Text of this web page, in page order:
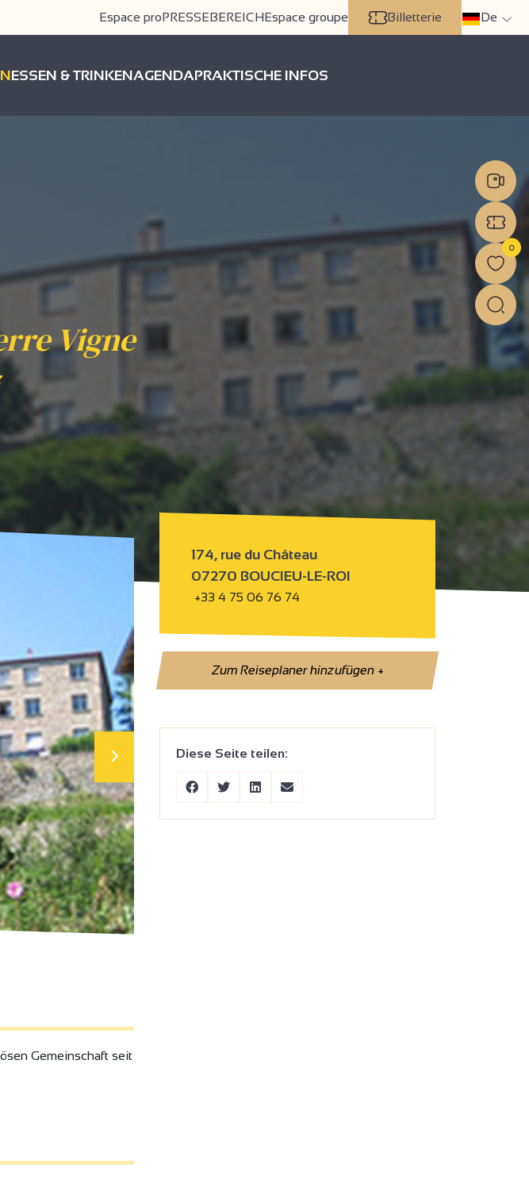
Espace proPRESSEBEREICHEspace groupe Billetterie De
ESSEN & TRINKENAGENDAPRAKTISCHE INFOS
Vigne
174, rue du Château
07270 BOUCIEU-LE-ROI
+33 4 75 06 76 74
Zum Reiseplaner hinzufügen+
Diese Seite teilen:
Gemeinschaft seit
0